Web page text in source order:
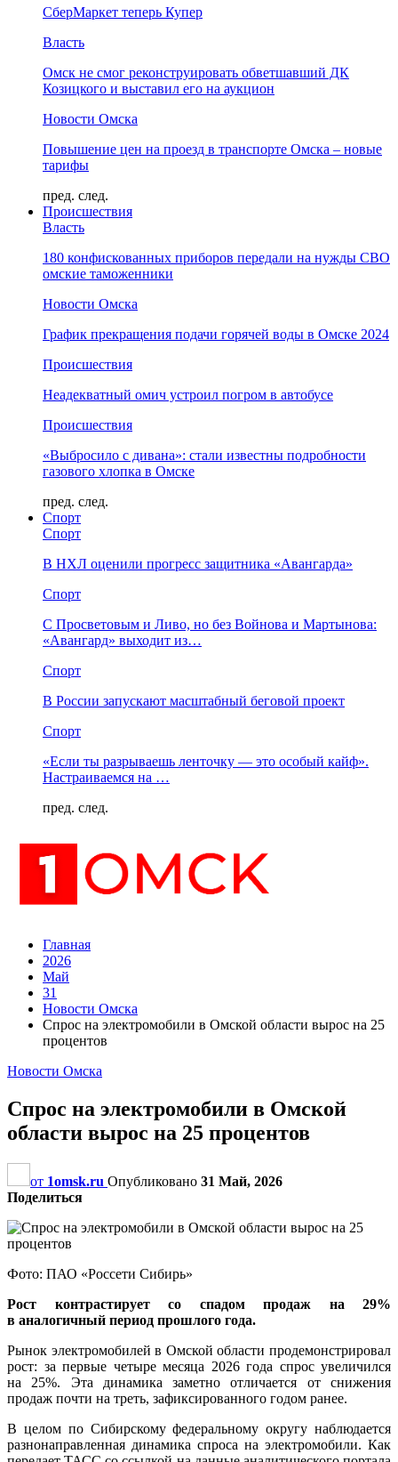
СберМаркет теперь Купер
Власть
Омск не смог реконструировать обветшавший ДК
Козицкого и выставил его на аукцион
Новости Омска
Повышение цен на проезд в транспорте Омска – новые
тарифы
пред. след.
Происшествия
Власть
180 конфискованных приборов передали на нужды СВО
омские таможенники
Новости Омска
График прекращения подачи горячей воды в Омске 2024
Происшествия
Неадекватный омич устроил погром в автобусе
Происшествия
«Выбросило с дивана»: стали известны подробности
газового хлопка в Омске
пред. след.
Спорт
Спорт
В НХЛ оценили прогресс защитника «Авангарда»
Спорт
С Просветовым и Ливо, но без Войнова и Мартынова:
«Авангард» выходит из…
Спорт
В России запускают масштабный беговой проект
Спорт
«Если ты разрываешь ленточку — это особый кайф».
Настраиваемся на …
пред. след.
Главная
2026
Май
31
Новости Омска
Спрос на электромобили в Омской области вырос на 25
процентов
Новости Омска
Спрос на электромобили в Омской
области вырос на 25 процентов
от 1omsk.ru Опубликовано 31 Май, 2026
Поделиться
Фото: ПАО «Россети Сибирь»
Рост контрастирует со спадом продаж на 29%
в аналогичный период прошлого года.
Рынок электромобилей в Омской области продемонстрировал
рост: за первые четыре месяца 2026 года спрос увеличился
на 25%. Эта динамика заметно отличается от снижения
продаж почти на треть, зафиксированного годом ранее.
В целом по Сибирскому федеральному округу наблюдается
разнонаправленная динамика спроса на электромобили. Как